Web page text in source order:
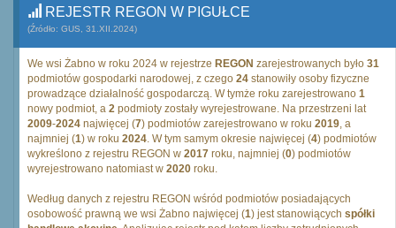
REJESTR REGON W PIGUŁCE
(Źródło: GUS, 31.XII.2024)
We wsi Żabno w roku 2024 w rejestrze REGON zarejestrowanych było 31
podmiotów gospodarki narodowej, z czego 24 stanowiły osoby fizyczne
prowadzące działalność gospodarczą. W tymże roku zarejestrowano 1
nowy podmiot, a 2 podmioty zostały wyrejestrowane. Na przestrzeni lat
2009-2024 najwięcej (7) podmiotów zarejestrowano w roku 2019, a
najmniej (1) w roku 2024. W tym samym okresie najwięcej (4) podmiotów
wykreślono z rejestru REGON w 2017 roku, najmniej (0) podmiotów
wyrejestrowano natomiast w 2020 roku.
Według danych z rejestru REGON wśród podmiotów posiadających
osobowość prawną we wsi Żabno najwięcej (1) jest stanowiących spółki